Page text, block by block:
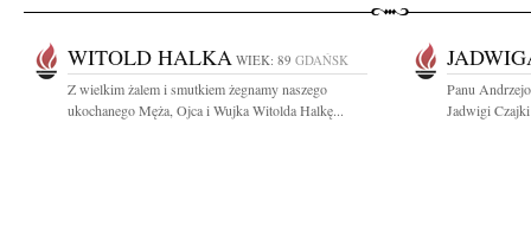
WITOLD HALKA WIEK: 89 GDAŃSK
Z wielkim żalem i smutkiem żegnamy naszego
ukochanego Męża, Ojca i Wujka Witolda Halkę...
Panu
Jadwigi